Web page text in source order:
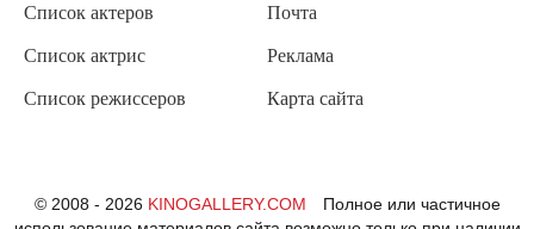
Список актеров
Список актрис
Список режиссеров
Почта
Реклама
Карта сайта
© 2008 - 2026 KINOGALLERY.COM
Полное или частичное